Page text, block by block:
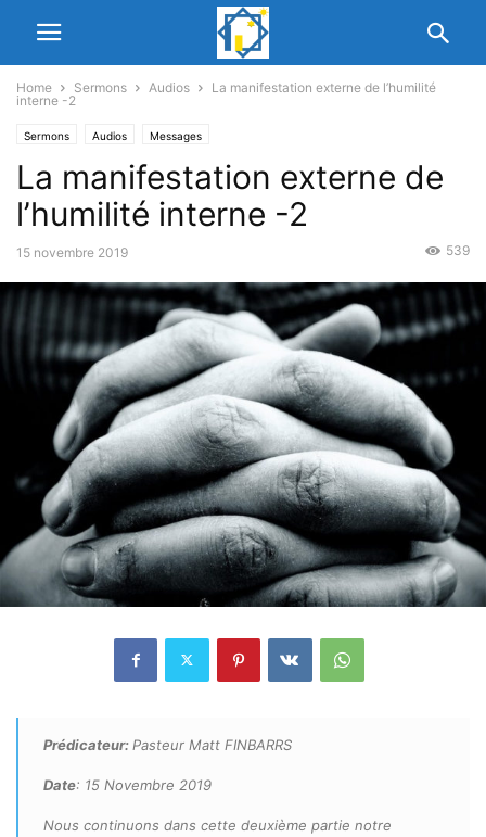
Home Sermons Audios
La manifestation externe de l’humilité
interne -2
Sermons Audios Messages
La manifestation externe de
l’humilité interne -2
15 novembre 2019 539
Prédicateur:Pasteur Matt FINBARRS
Date: 15 Novembre 2019
Nous continuons dans cette deuxième partie notre